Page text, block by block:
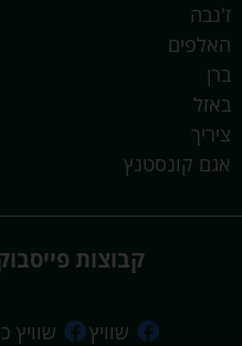
ז'נבה
האלפים
ברן
באזל
ציריך
אגם קונסטנץ
קבוצות
שוויץ שוויץ